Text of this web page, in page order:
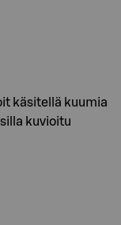
käsitellä kuumia
kuvioitu